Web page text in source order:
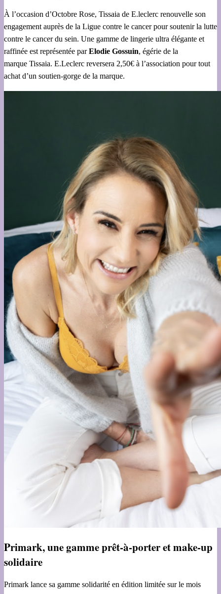
À l’occasion d’Octobre Rose, Tissaia de E.leclerc renouvelle son
engagement auprès de la Ligue contre le cancer pour soutenir la lutte
contre le cancer du sein. Une gamme de lingerie ultra élégante et
raffinée est représentée parElodie Gossuin, égérie de la
marque Tissaia. E.Leclerc reversera 2,50€ à l’association pour tout
achat d’un soutien-gorge de la marque.
Primark, une gamme prêt-à-porter et make-up
solidaire
Primark lance sa gamme solidarité en édition limitée sur le mois